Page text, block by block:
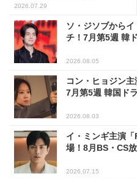
2026.07.29
ソ・ジソブから
チ！7月第5週 韓
2026.08.05
コン・ヒョジン
7月第5週 韓国ド
2026.08.03
イ・ミンギ主演
場！8月BS・CS
2026.07.15